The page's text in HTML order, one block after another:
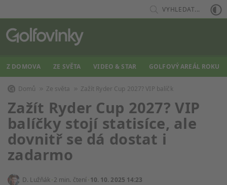
VYHLEDAT...
Z DOMOVA ZE SVĚTA VIDEO & STAR GOLFOVÝ AREÁL ROKU
Domů Ze světa Zažít Ryder Cup 2027? VIP balíčk
Zažít Ryder Cup 2027? VIP
balíčky stojí statisíce, ale
dovnitř se dá dostat i
zadarmo
D. Lužňák 2 min. čtení 10. 10. 2025 14:23